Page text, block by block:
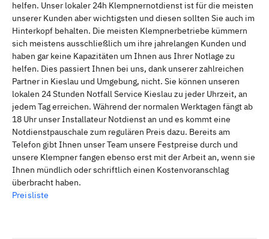
helfen. Unser lokaler 24h Klempnernotdienst ist für die meisten
unserer Kunden aber wichtigsten und diesen sollten Sie auch im
Hinterkopf behalten. Die meisten Klempnerbetriebe kümmern
sich meistens ausschließlich um ihre jahrelangen Kunden und
haben gar keine Kapazitäten um Ihnen aus Ihrer Notlage zu
helfen. Dies passiert Ihnen bei uns, dank unserer zahlreichen
Partner in Kieslau und Umgebung, nicht. Sie können unseren
lokalen 24 Stunden Notfall Service Kieslau zu jeder Uhrzeit, an
jedem Tag erreichen. Während der normalen Werktagen fängt ab
18 Uhr unser Installateur Notdienst an und es kommt eine
Notdienstpauschale zum regulären Preis dazu. Bereits am
Telefon gibt Ihnen unser Team unsere Festpreise durch und
unsere Klempner fangen ebenso erst mit der Arbeit an, wenn sie
Ihnen mündlich oder schriftlich einen Kostenvoranschlag
überbracht haben.
Preisliste